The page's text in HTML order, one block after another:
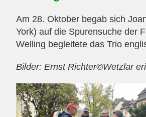
Am 28. Oktober begab sich
York) auf die Spurensuche der
Welling begleitete das Trio
Bilder: Ernst Richter©Wetzlar